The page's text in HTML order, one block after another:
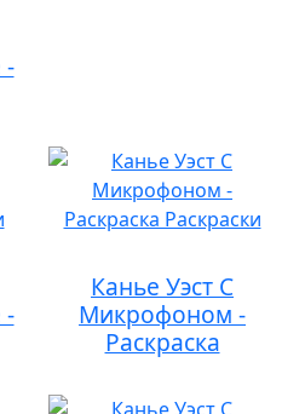
-
-
Канье Уэст С
Микрофоном -
Раскраска